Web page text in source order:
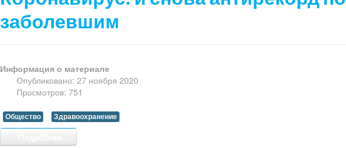
заболевшим
Информация о материале
Опубликовано: 27 ноября 2020
Просмотров: 751
Общество Здравоохранение